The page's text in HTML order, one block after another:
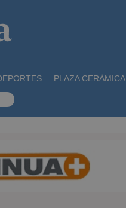
PLAZA CERÁMICA